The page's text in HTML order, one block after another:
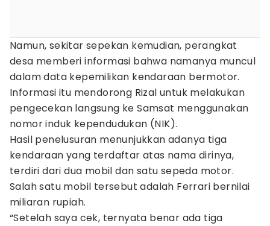
Namun, sekitar sepekan kemudian, perangkat
desa memberi informasi bahwa namanya muncul
dalam data kepemilikan kendaraan bermotor.
Informasi itu mendorong Rizal untuk melakukan
pengecekan langsung ke Samsat menggunakan
nomor induk kependudukan (NIK).
Hasil penelusuran menunjukkan adanya tiga
kendaraan yang terdaftar atas nama dirinya,
terdiri dari dua mobil dan satu sepeda motor.
Salah satu mobil tersebut adalah Ferrari bernilai
miliaran rupiah.
“Setelah saya cek, ternyata benar ada tiga